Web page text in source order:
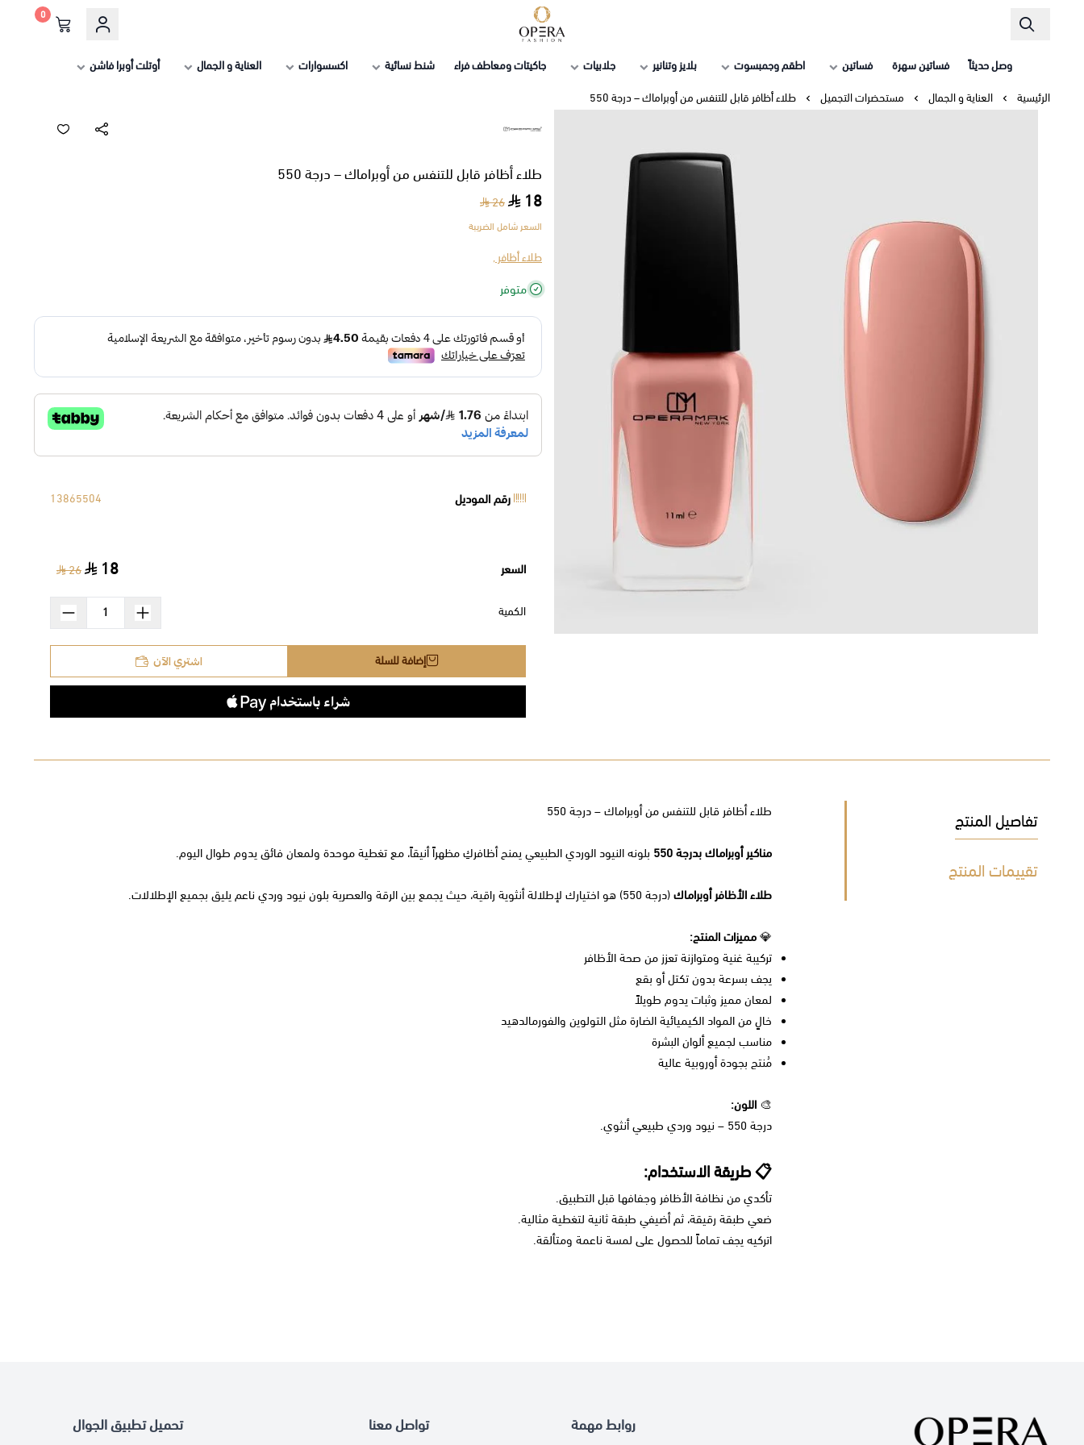
أوبرا فاشن
0
وصل حديثاً فساتين سهرة فساتين اطقم وجمبسوت بلايز وتنانير جلابيات جاكيتات ومعاطف فراء شنط نسائية اكسسوارات العناية و الجمال
أوتلت أوبرا فاشن
الرئيسية
العناية و الجمال مستحضرات التجميل طلاء أظافر قابل للتنفس من أوبراماك – درجة 550
طلاء أظافر قابل للتنفس من أوبراماك – درجة 550
18
26
السعر شامل الضريبة
طلاء أظافر ,
متوفر
رقم الموديل 13865504
السعر 18
26
الكمية
إضافة للسلة اشتري الآن
تفاصيل المنتج
تقييمات المنتج
طلاء أظافر قابل للتنفس من أوبراماك – درجة 550
مناكير أوبراماك بدرجة 550 بلونه النيود الوردي الطبيعي يمنح أظافركِ مظهراً أنيقاً، مع تغطية موحدة ولمعان فائق يدوم طوال اليوم.
طلاء الأظافر أوبراماك(درجة 550) هو اختيارك لإطلالة أنثوية راقية، حيث يجمع بين الرقة والعصرية بلون نيود وردي ناعم يليق بجميع الإطلالات.
💎مميزات المنتج:
تركيبة غنية ومتوازنة تعزز من صحة الأظافر
يجف بسرعة بدون تكتل أو بقع
لمعان مميز وثبات يدوم طويلاً
خالٍ من المواد الكيميائية الضارة مثل التولوين والفورمالدهيد
مناسب لجميع ألوان البشرة
مُنتج بجودة أوروبية عالية
🎨 اللون:
درجة 550 – نيود وردي طبيعي أنثوي.
📋 طريقة الاستخدام:
تأكدي من نظافة الأظافر وجفافها قبل التطبيق.
ضعي طبقة رقيقة، ثم أضيفي طبقة ثانية لتغطية مثالية.
اتركيه يجف تماماً للحصول على لمسة ناعمة ومتألقة.
روابط مهمة تواصل معنا تحميل تطبيق الجوال